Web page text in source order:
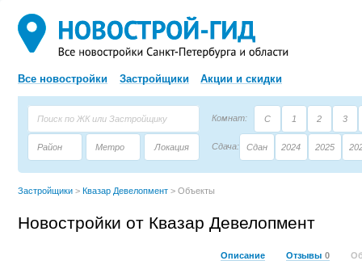
Все новостройки Застройщики Акции и скидки
Комнат: С 1 2 3
Район Метро Локация Сдача: Сдан 2024 2025
Застройщики > Квазар Девелопмент > Объекты
Новостройки от Квазар Девелопмент
Описание Отзывы 0